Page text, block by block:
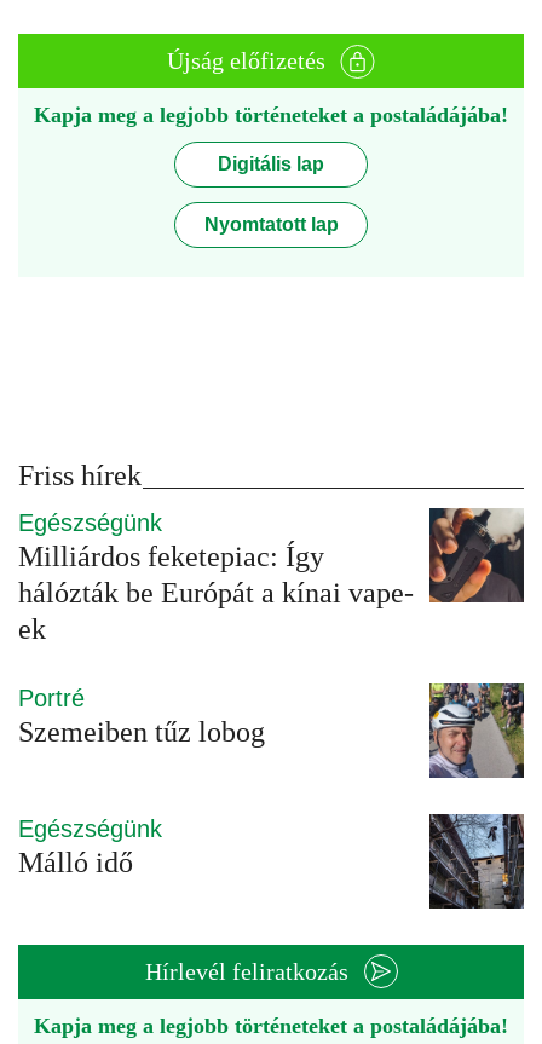
Újság előfizetés
Kapja meg a legjobb történeteket a postaládájába!
Digitális lap
Nyomtatott lap
Friss hírek
Egészségünk
Milliárdos feketepiac: Így
hálózták be Európát a kínai vape-
ek
Portré
Szemeiben tűz lobog
Egészségünk
Málló idő
Hírlevél feliratkozás
Kapja meg a legjobb történeteket a postaládájába!